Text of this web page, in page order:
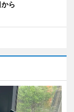
ら